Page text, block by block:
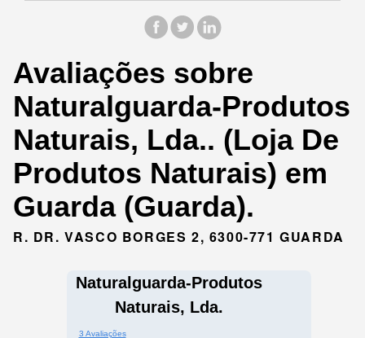
Avaliações sobre
Naturalguarda-Produtos
Naturais, Lda.. (Loja De
Produtos Naturais) em
Guarda (Guarda).
R. DR. VASCO BORGES 2, 6300-771 GUARDA
Naturalguarda-Produtos
Naturais, Lda.
3 Avaliações